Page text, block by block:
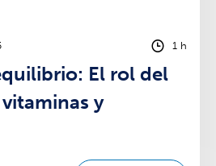
1 h
El rol del
y